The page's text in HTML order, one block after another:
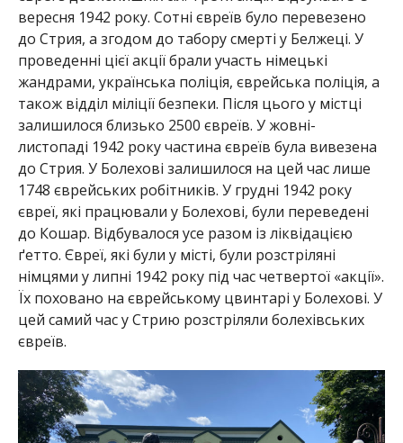
вересня 1942 року. Сотні євреїв було перевезено
до Стрия, а згодом до табору смерті у Белжеці. У
проведенні цієї акції брали участь німецькі
жандрами, українська поліція, єврейська поліція, а
також відділ міліції безпеки. Після цього у містці
залишилося близько 2500 євреїв. У жовні-
листопаді 1942 року частина євреїв була вивезена
до Стрия. У Болехові залишилося на цей час лише
1748 єврейських робітників. У грудні 1942 року
євреї, які працювали у Болехові, були переведені
до Кошар. Відбувалося усе разом із ліквідацією
ґетто. Євреї, які були у місті, були розстріляні
німцями у липні 1942 року під час четвертої «акції».
Їх поховано на єврейському цвинтарі у Болехові. У
цей самий час у Стрию розстріляли болехівських
євреїв.